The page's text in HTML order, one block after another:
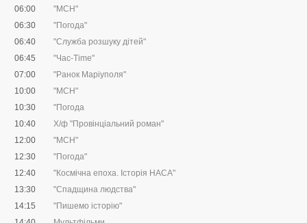
06:00
"МСН"
06:30
"Погода"
06:40
"Служба розшуку дітей"
06:45
"Час-Time"
07:00
"Ранок Маріуполя"
10:00
"МСН"
10:30
"Погода
10:40
Х/ф "Провінціальний роман"
12:00
"МСН"
12:30
"Погода"
12:40
"Космічна епоха. Історія НАСА"
13:30
"Спадщина людства"
14:15
"Пишемо історію"